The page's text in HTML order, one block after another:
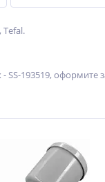
Tefal.
193519,